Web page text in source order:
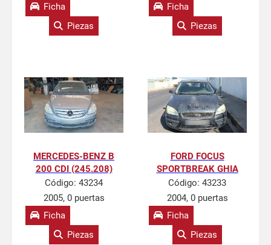
Ficha
Piezas
Ficha
Piezas
MERCEDES-BENZ B
200 CDI (245.208)
Código: 43234
2005, 0 puertas
Ficha
Piezas
FORD FOCUS
SPORTBREAK GHIA
Código: 43233
2004, 0 puertas
Ficha
Piezas